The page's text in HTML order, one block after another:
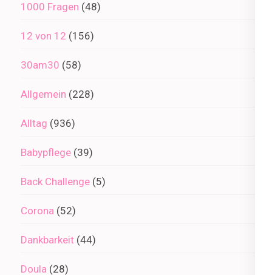
1000 Fragen (48)
12 von 12 (156)
30am30 (58)
Allgemein (228)
Alltag (936)
Babypflege (39)
Back Challenge (5)
Corona (52)
Dankbarkeit (44)
Doula (28)